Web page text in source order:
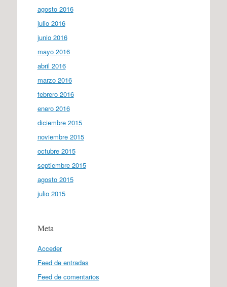
agosto 2016
julio 2016
junio 2016
mayo 2016
abril 2016
marzo 2016
febrero 2016
enero 2016
diciembre 2015
noviembre 2015
octubre 2015
septiembre 2015
agosto 2015
julio 2015
Meta
Acceder
Feed de entradas
Feed de comentarios